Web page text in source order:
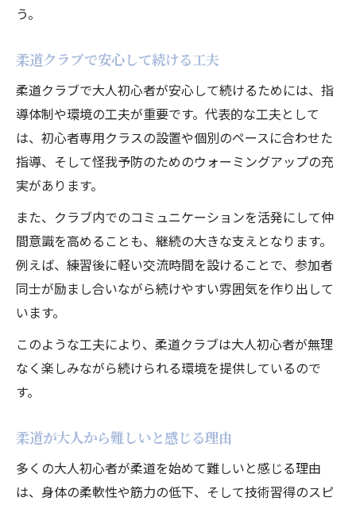
う。
柔道クラブで安心して続ける工夫
柔道クラブで大人初心者が安心して続けるためには、指
導体制や環境の工夫が重要です。代表的な工夫として
は、初心者専用クラスの設置や個別のペースに合わせた
指導、そして怪我予防のためのウォーミングアップの充
実があります。
また、クラブ内でのコミュニケーションを活発にして仲
間意識を高めることも、継続の大きな支えとなります。
例えば、練習後に軽い交流時間を設けることで、参加者
同士が励まし合いながら続けやすい雰囲気を作り出して
います。
このような工夫により、柔道クラブは大人初心者が無理
なく楽しみながら続けられる環境を提供しているので
す。
柔道が大人から難しいと感じる理由
多くの大人初心者が柔道を始めて難しいと感じる理由
は、身体の柔軟性や筋力の低下、そして技術習得のスピ